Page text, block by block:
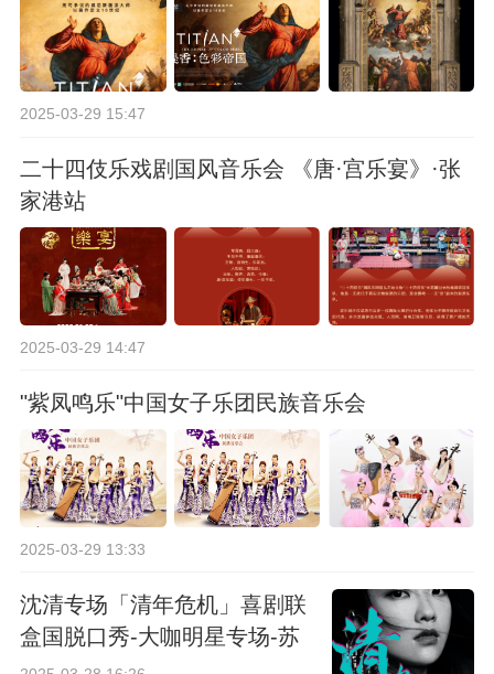
2025-03-29 15:47
二十四伎乐戏剧国风音乐会 《唐·宫乐宴》·张
家港站
2025-03-29 14:47
"紫凤鸣乐"中国女子乐团民族音乐会
2025-03-29 13:33
沈清专场「清年危机」喜剧联
盒国脱口秀-大咖明星专场-苏
州站